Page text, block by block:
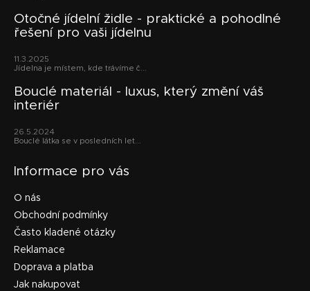
Otočné jídelní židle - praktické a pohodlné
řešení pro vaši jídelnu
11.3.2025
Jídelna je místem, kde trávíme č...
Bouclé materiál - luxus, který změní váš
interiér
26.5.2024
Bouclé látka se v posledních let...
Informace pro vás
O nás
Obchodní podmínky
Často kladené otázky
Reklamace
Doprava a platba
Jak nakupovat